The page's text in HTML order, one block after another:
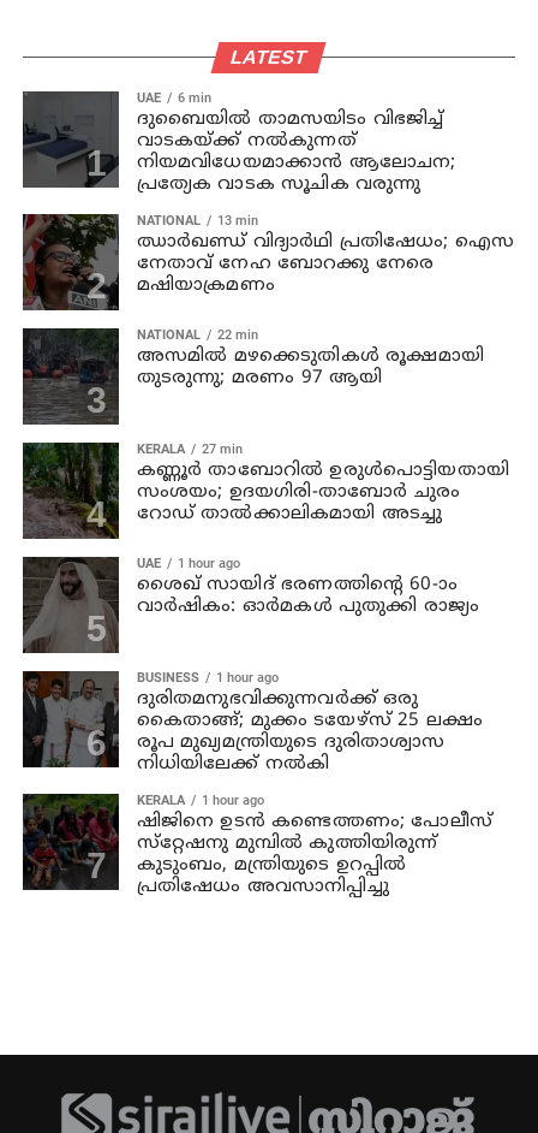
LATEST
UAE 6 min
ദുബൈയിൽ താമസയിടം വിഭജിച്ച്
വാടകയ്ക്ക് നൽകുന്നത്
നിയമവിധേയമാക്കാൻ ആലോചന;
പ്രത്യേക വാടക സൂചിക വരുന്നു
NATIONAL 13 min
ഝാര്‍ഖണ്ഡ് വിദ്യാര്‍ഥി പ്രതിഷേധം; ഐസ
നേതാവ് നേഹ ബോറക്കു നേരെ
മഷിയാക്രമണം
NATIONAL 22 min
അസമില്‍ മഴക്കെടുതികള്‍ രൂക്ഷമായി
തുടരുന്നു; മരണം 97 ആയി
KERALA 27 min
കണ്ണൂര്‍ താബോറില്‍ ഉരുള്‍പൊട്ടിയതായി
സംശയം; ഉദയഗിരി-താബോര്‍ ചുരം
റോഡ് താല്‍ക്കാലികമായി അടച്ചു
UAE 1 hour ago
ശൈഖ് സായിദ് ഭരണത്തിന്റെ 60-ാം
വാർഷികം: ഓർമകൾ പുതുക്കി രാജ്യം
BUSINESS 1 hour ago
ദുരിതമനുഭവിക്കുന്നവര്‍ക്ക് ഒരു
കൈതാങ്ങ്; മുക്കം ടയേഴ്‌സ് 25 ലക്ഷം
രൂപ മുഖ്യമന്ത്രിയുടെ ദുരിതാശ്വാസ
നിധിയിലേക്ക് നല്‍കി
KERALA 1 hour ago
ഷിജിനെ ഉടന്‍ കണ്ടെത്തണം; പോലീസ്
സ്‌റ്റേഷനു മുമ്പില്‍ കുത്തിയിരുന്ന്
കുടുംബം, മന്ത്രിയുടെ ഉറപ്പില്‍
പ്രതിഷേധം അവസാനിപ്പിച്ചു